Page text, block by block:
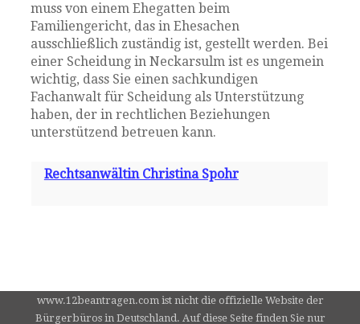
muss von einem Ehegatten beim
Familiengericht, das in Ehesachen
ausschließlich zuständig ist, gestellt werden. Bei
einer Scheidung in Neckarsulm ist es ungemein
wichtig, dass Sie einen sachkundigen
Fachanwalt für Scheidung als Unterstützung
haben, der in rechtlichen Beziehungen
unterstützend betreuen kann.
Rechtsanwältin Christina Spohr
www.12beantragen.com ist nicht die offizielle Website der
Bürgerbüros in Deutschland. Auf diese Seite finden Sie nur